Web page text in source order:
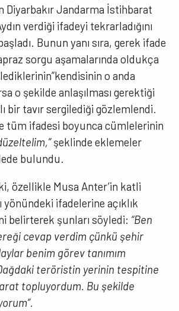
Diyarbakır Jandarma İstihbarat
verdiği ifadeyi tekrarladığını
Bunun yanı sıra, gerek ifade
sorgu aşamalarında oldukça
o anda
o şekilde anlaşılması gerektiği
bir tavır sergilediği gözlemlendi.
tüm ifadesi boyunca cümlelerinin
şeklinde eklemeler
bulundu.
özellikle Musa Anter’in katli
yönündeki ifadelerine açıklık
belirterek şunları söyledi: “Ben
cevap verdim çünkü şehir
benim görev tanımım
teröristin yerinin tespitine
topluyordum. Bu şekilde